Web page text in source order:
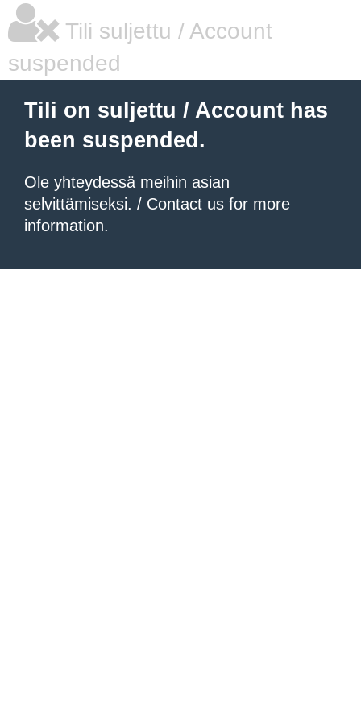
Tili suljettu / Account
suspended
Tili on suljettu / Account has
been suspended.
Ole yhteydessä meihin asian
selvittämiseksi. / Contact us for more
information.